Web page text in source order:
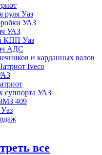
руля Уаз
УАЗ
УАЗ
КПП Уаз
АДС
и карданных валов
Iveco
суппорта УАЗ
409
все